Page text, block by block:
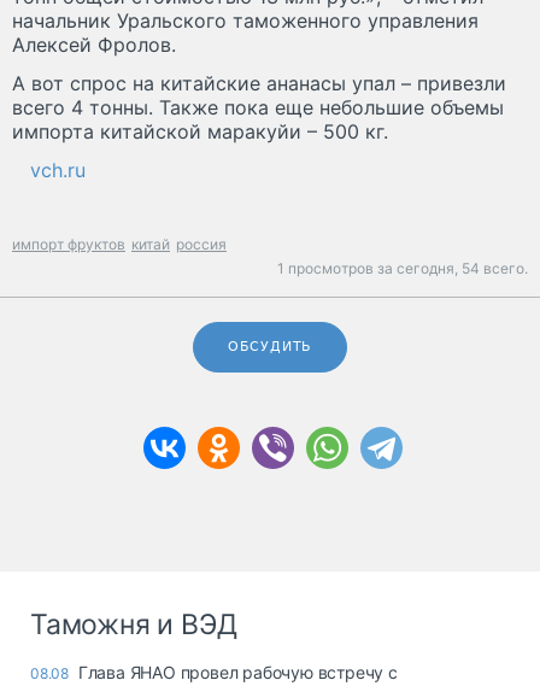
начальник Уральского таможенного управления
Алексей Фролов.
А вот спрос на китайские ананасы упал – привезли
всего 4 тонны. Также пока еще небольшие объемы
импорта китайской маракуйи – 500 кг.
vch.ru
импорт фруктов китай россия
1 просмотров за сегодня, 54 всего.
ОБСУДИТЬ
Таможня и ВЭД
08.08 Глава ЯНАО провел рабочую встречу с